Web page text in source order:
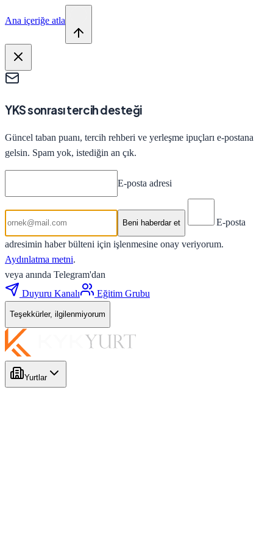
Ana içeriğe atla
YKS sonrası tercih desteği
Güncel taban puanı, tercih rehberi ve yerleşme ipuçları e-postana
gelsin. Spam yok, istediğin an çık.
E-posta adresi
Beni haberdar et E-posta
adresimin haber bülteni için işlenmesine onay veriyorum.
Aydınlatma metni.
veya anında Telegram'dan
Duyuru Kanalı
Eğitim Grubu
Teşekkürler, ilgilenmiyorum
Yurtlar